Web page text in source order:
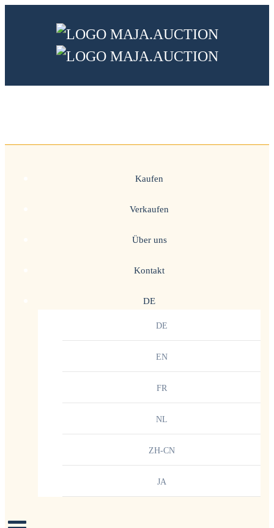
Kaufen
Verkaufen
Über uns
Kontakt
DE
DE
EN
FR
NL
ZH-CN
JA